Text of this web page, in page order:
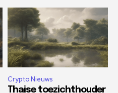
Crypto Nieuws
Thaise toezichthouder